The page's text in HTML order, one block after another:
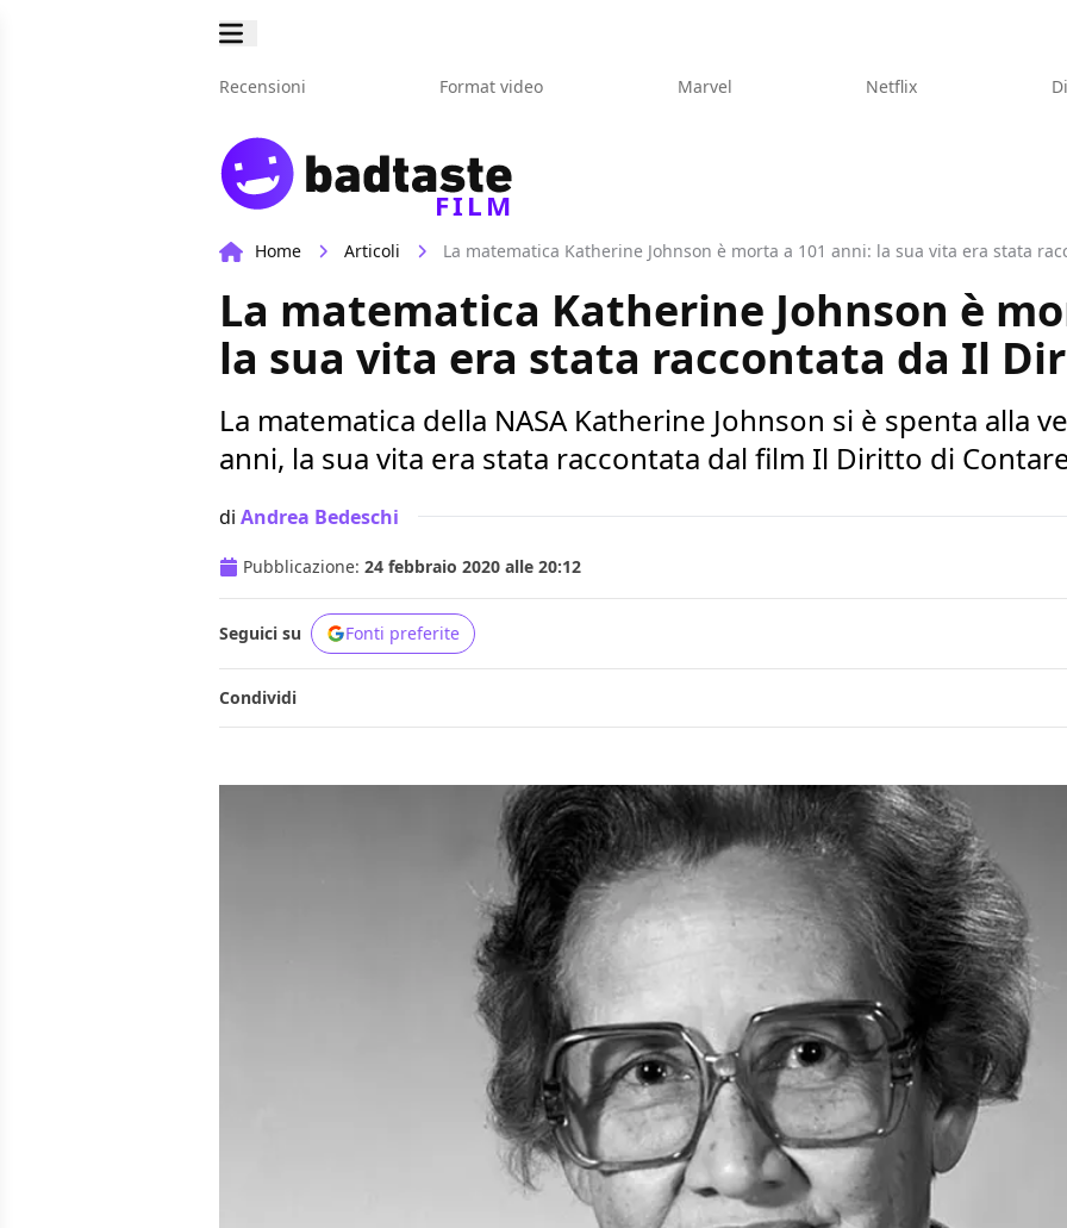
Recensioni Format video Marvel Netflix
FILM
Home Articoli La matematica Katherine Johnson è morta a 101 anni: la sua vita era stata
La matematica Katherine Johnson è
la sua vita era stata raccontata da Il
La matematica della NASA Katherine Johnson si è spenta alla
anni, la sua vita era stata raccontata dal film Il Diritto di
di Andrea Bedeschi
Pubblicazione: 24 febbraio 2020 alle 20:12
Seguici su Fonti preferite
Condividi